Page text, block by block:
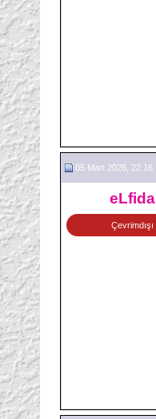
05 Mart 2026, 22:16
eLfida
Çevrimdışı